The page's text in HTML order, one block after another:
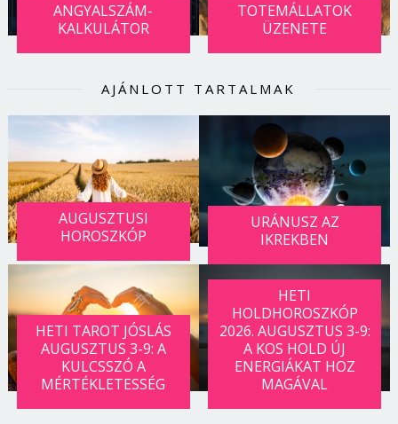
ANGYALSZÁM-
KALKULÁTOR
TOTEMÁLLATOK
ÜZENETE
AJÁNLOTT TARTALMAK
AUGUSZTUSI
HOROSZKÓP
URÁNUSZ AZ
IKREKBEN
HETI TAROT JÓSLÁS
AUGUSZTUS 3-9: A
KULCSSZÓ A
MÉRTÉKLETESSÉG
HETI
HOLDHOROSZKÓP
2026. AUGUSZTUS 3-9:
A KOS HOLD ÚJ
ENERGIÁKAT HOZ
MAGÁVAL